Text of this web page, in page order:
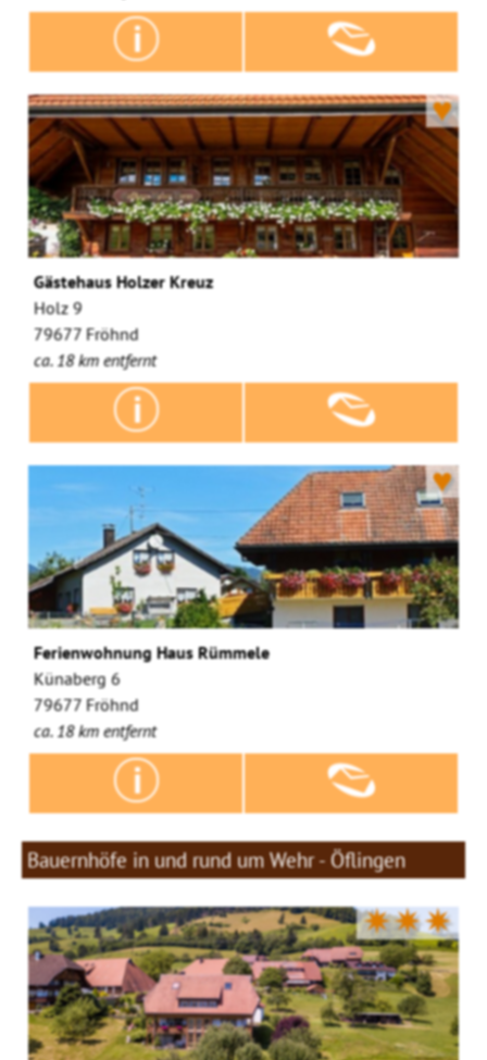
♥
Gästehaus Holzer Kreuz
Holz 9
79677 Fröhnd
ca. 18 km entfernt
♥
Ferienwohnung Haus Rümmele
Künaberg 6
79677 Fröhnd
ca. 18 km entfernt
Bauernhöfe in und rund um Wehr - Öflingen
✷✷✷